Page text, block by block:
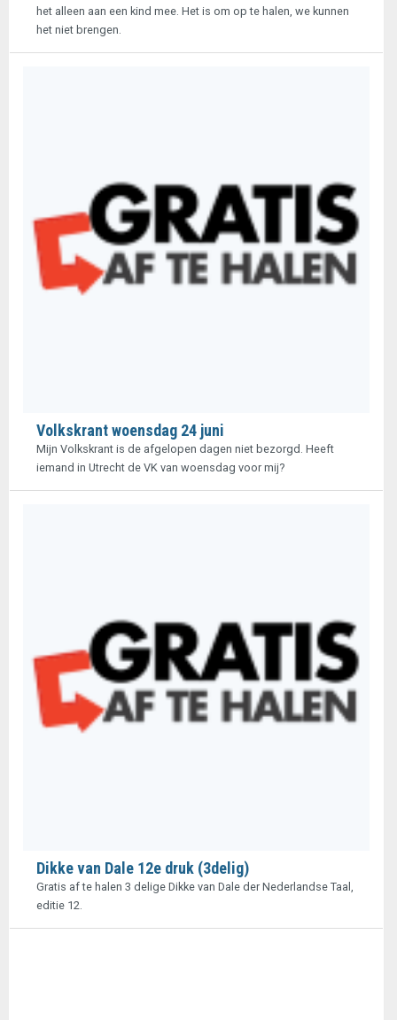
het alleen aan een kind mee. Het is om op te halen, we kunnen
het niet brengen.
Volkskrant woensdag 24 juni
Mijn Volkskrant is de afgelopen dagen niet bezorgd. Heeft
iemand in Utrecht de VK van woensdag voor mij?
Dikke van Dale 12e druk (3delig)
Gratis af te halen 3 delige Dikke van Dale der Nederlandse Taal,
editie 12.